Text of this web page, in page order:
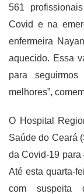
561
Covid e na
enfermeira
aquecido. Essa
para
melhores”,
O Hospital
Saúde do Ceará
da Covid-19 para
Até esta quarta-
com suspeita